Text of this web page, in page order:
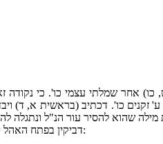
כו) אחר שמלתי עצמי כו'. כי
כו'. דכתיב (בראשית א, ד)
מילה שהוא להסיר עור הנ"ל
דביקין בפתח האהל קודם כל ההמשכות שבאים לעולם כנ"ל. ויש בכלל הבריאה עולם שנה נפש כידוע. ויש ג' בריתות. קשת בעולם. ושבת ברית בזמן שנה. ומילה בנפש: